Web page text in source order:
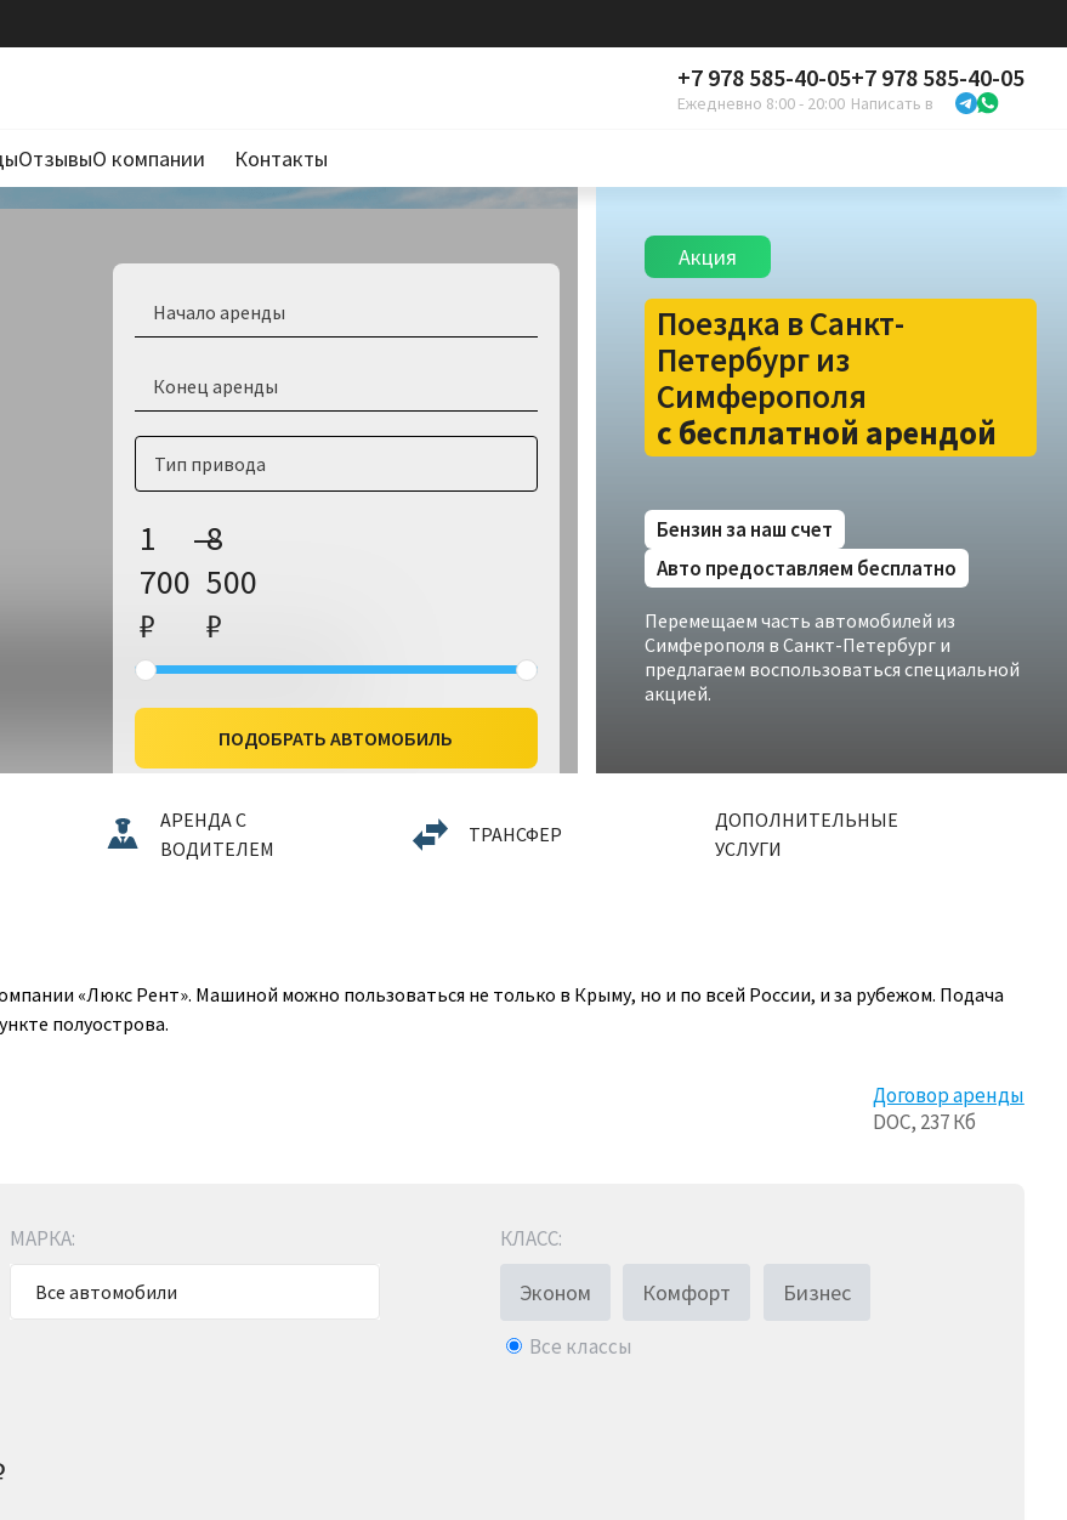
+7 978 585-40-05
Ежедневно 8:00 - 20:00
+7 978 585-40-05
Написать в
ОтзывыО компании
Вопросы и ответы
Контакты
Тип привода
1
700
₽
—
8
500
₽
ПОДОБРАТЬ АВТОМОБИЛЬ
Акция
Поездка в Санкт-
Петербург из
Симферополя
с бесплатной арендой
Бензин за наш счет
Авто предоставляем бесплатно
Перемещаем часть автомобилей из
Симферополя в Санкт-Петербург и
предлагаем воспользоваться специальной
акцией.
АРЕНДА С
ВОДИТЕЛЕМ
ТРАНСФЕР
ДОПОЛНИТЕЛЬНЫЕ
УСЛУГИ
«Люкс Рент». Машиной можно пользоваться не только в Крыму, но и по всей России, и за рубежом. Подача
полуострова.
Договор аренды
DOC, 237 Кб
МАРКА:
Все автомобили
КЛАСС:
Эконом Комфорт Бизнес
Все классы